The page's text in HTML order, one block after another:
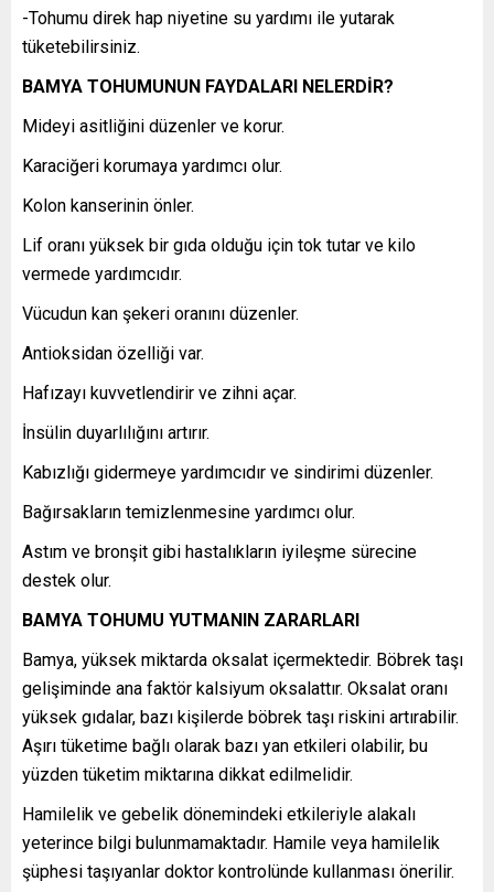
-Tohumu direk hap niyetine su yardımı ile yutarak
tüketebilirsiniz.
BAMYA TOHUMUNUN FAYDALARI NELERDİR?
Mideyi asitliğini düzenler ve korur.
Karaciğeri korumaya yardımcı olur.
Kolon kanserinin önler.
Lif oranı yüksek bir gıda olduğu için tok tutar ve kilo
vermede yardımcıdır.
Vücudun kan şekeri oranını düzenler.
Antioksidan özelliği var.
Hafızayı kuvvetlendirir ve zihni açar.
İnsülin duyarlılığını artırır.
Kabızlığı gidermeye yardımcıdır ve sindirimi düzenler.
Bağırsakların temizlenmesine yardımcı olur.
Astım ve bronşit gibi hastalıkların iyileşme sürecine
destek olur.
BAMYA TOHUMU YUTMANIN ZARARLARI
Bamya, yüksek miktarda oksalat içermektedir. Böbrek taşı
gelişiminde ana faktör kalsiyum oksalattır. Oksalat oranı
yüksek gıdalar, bazı kişilerde böbrek taşı riskini artırabilir.
Aşırı tüketime bağlı olarak bazı yan etkileri olabilir, bu
yüzden tüketim miktarına dikkat edilmelidir.
Hamilelik ve gebelik dönemindeki etkileriyle alakalı
yeterince bilgi bulunmamaktadır. Hamile veya hamilelik
şüphesi taşıyanlar doktor kontrolünde kullanması önerilir.